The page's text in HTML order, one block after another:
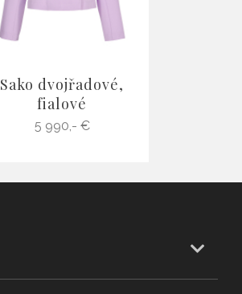
Sako dvojřadové,
fialové
5 990,- €